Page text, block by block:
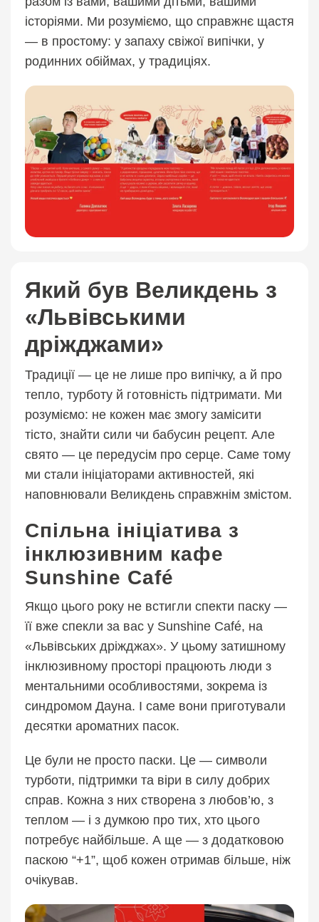
історіями. Ми розуміємо, що справжнє щастя
— в простому: у запаху свіжої випічки, у
родинних обіймах, у традиціях.
Який був Великдень з
«Львівськими
дріжджами»
Традиції — це не лише про випічку, а й про
тепло, турботу й готовність підтримати. Ми
розуміємо: не кожен має змогу замісити
тісто, знайти сили чи бабусин рецепт. Але
свято — це передусім про серце. Саме тому
ми стали ініціаторами активностей, які
наповнювали Великдень справжнім змістом.
Спільна ініціатива з
інклюзивним кафе
Sunshine Café
Якщо цього року не встигли спекти паску —
її вже спекли за вас у Sunshine Café, на
«Львівських дріжджах». У цьому затишному
інклюзивному просторі працюють люди з
ментальними особливостями, зокрема із
синдромом Дауна. І саме вони приготували
десятки ароматних пасок.
Це були не просто паски. Це — символи
турботи, підтримки та віри в силу добрих
справ. Кожна з них створена з любов’ю, з
теплом — і з думкою про тих, хто цього
потребує найбільше. А ще — з додатковою
паскою “+1”, щоб кожен отримав більше, ніж
очікував.